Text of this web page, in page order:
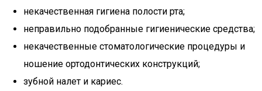
некачественная гигиена полости рта;
неправильно подобранные гигиенические средства;
некачественные стоматологические процедуры и
ношение ортодонтических конструкций;
зубной налет и кариес.